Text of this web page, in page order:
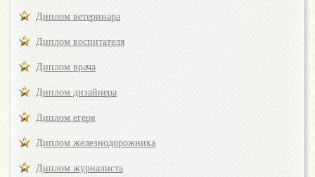
Диплом ветеринара
Диплом воспитателя
Диплом врача
Диплом дизайнера
Диплом егеря
Диплом железнодорожника
Диплом журналиста